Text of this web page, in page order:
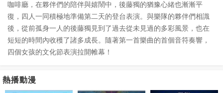
咖啡廳，在夥伴們的陪伴與嬉鬧中，後藤獨的猶豫心緒也漸漸平
復，四人一同積極地準備第二天的登台表演。與樂隊的夥伴們相識
後，從前孤身一人的後藤獨見到了過去從未見過的多彩風景，也在
短短的時間內收穫了諸多成長。隨著第一首樂曲的首個音符奏響，
四個女孩的文化節表演拉開帷幕！
熱播動漫